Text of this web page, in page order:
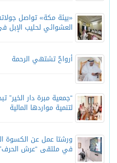
«بيئة مكة» تواصل
العشوائي لحليب
أرواحٌ تشتهي الرحمة
“جمعية مبرة دار الخير”
لتنمية مواردها المالية
ورشتا عمل عن الكسوة
في ملتقى “عرش